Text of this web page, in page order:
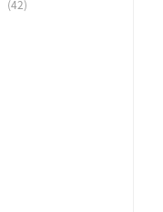
(42)